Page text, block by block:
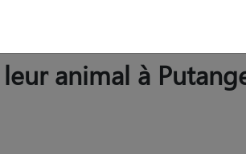
animal à